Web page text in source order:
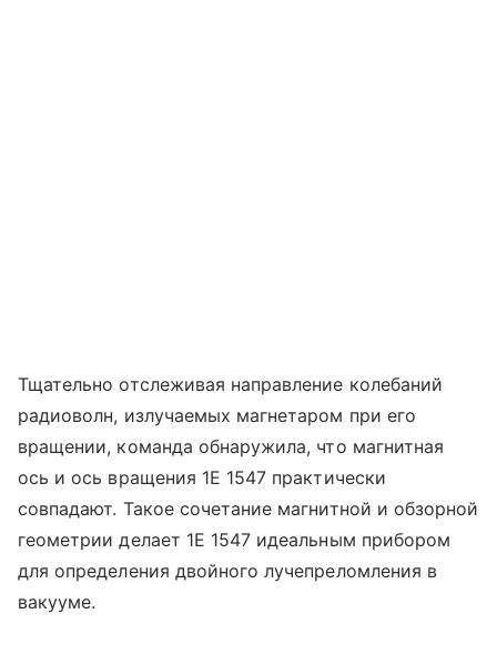
Тщательно отслеживая направление колебаний
радиоволн, излучаемых магнетаром при его
вращении, команда обнаружила, что магнитная
ось и ось вращения 1E 1547 практически
совпадают. Такое сочетание магнитной и обзорной
геометрии делает 1E 1547 идеальным прибором
для определения двойного лучепреломления в
вакууме.